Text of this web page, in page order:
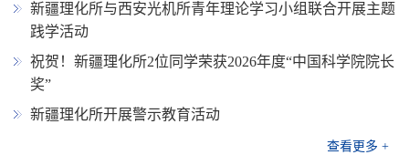
新疆理化所与西安光机所青年理论学习小组联合开展主题
践学活动
祝贺！新疆理化所2位同学荣获2026年度“中国科学院院长
奖”
新疆理化所开展警示教育活动
查看更多 +